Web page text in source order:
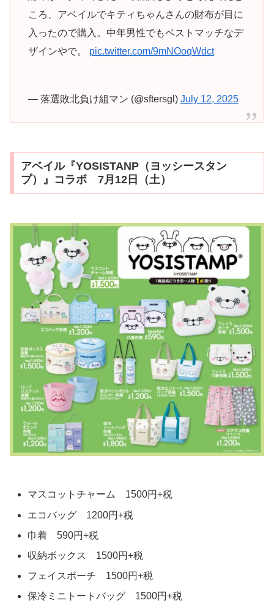
ころ、アベイルでキティちゃんさんの財布が目に
入ったので購入。中年男性でもベストマッチなデ
ザインやで。 pic.twitter.com/9mNOoqWdct
— 落選敗北負け組マン (@sftersgl) July 12, 2025
アベイル『YOSISTANP（ヨッシースタン
プ）』コラボ 7月12日（土）
マスコットチャーム 1500円+税
エコバッグ 1200円+税
巾着 590円+税
収納ボックス 1500円+税
フェイスポーチ 1500円+税
保冷ミニトートバッグ 1500円+税